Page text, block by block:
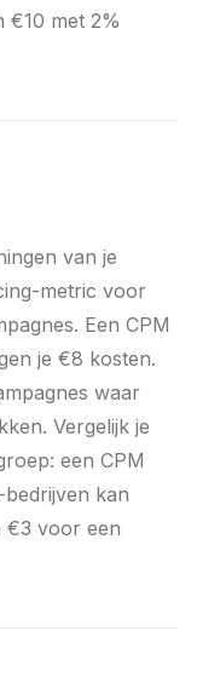
€10 met 2%
van je
metric voor
Een CPM
je €8 kosten.
waar
Vergelijk je
een CPM
kan
€3 voor een